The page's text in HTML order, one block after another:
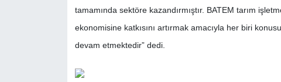
tamamında sektöre kazandırmıştır. BATEM tarım
ekonomisine katkısını artırmak amacıyla her biri
devam etmektedir” dedi.